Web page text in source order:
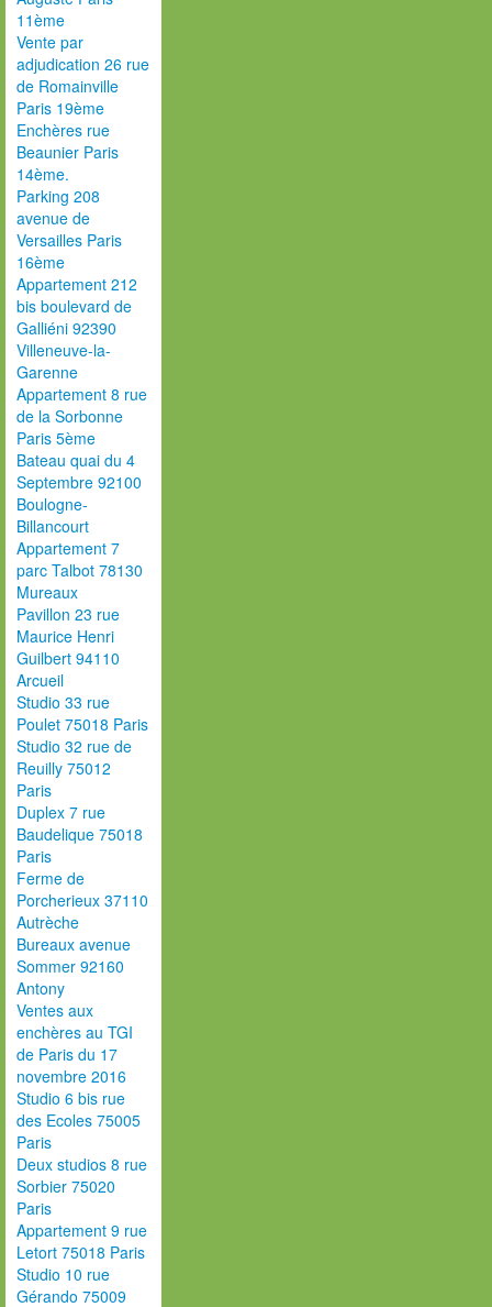
11ème
Vente par
adjudication 26 rue
de Romainville
Paris 19ème
Enchères rue
Beaunier Paris
14ème.
Parking 208
avenue de
Versailles Paris
16ème
Appartement 212
bis boulevard de
Galliéni 92390
Villeneuve-la-
Garenne
Appartement 8 rue
de la Sorbonne
Paris 5ème
Bateau quai du 4
Septembre 92100
Boulogne-
Billancourt
Appartement 7
parc Talbot 78130
Mureaux
Pavillon 23 rue
Maurice Henri
Guilbert 94110
Arcueil
Studio 33 rue
Poulet 75018 Paris
Studio 32 rue de
Reuilly 75012
Paris
Duplex 7 rue
Baudelique 75018
Paris
Ferme de
Porcherieux 37110
Autrèche
Bureaux avenue
Sommer 92160
Antony
Ventes aux
enchères au TGI
de Paris du 17
novembre 2016
Studio 6 bis rue
des Ecoles 75005
Paris
Deux studios 8 rue
Sorbier 75020
Paris
Appartement 9 rue
Letort 75018 Paris
Studio 10 rue
Gérando 75009